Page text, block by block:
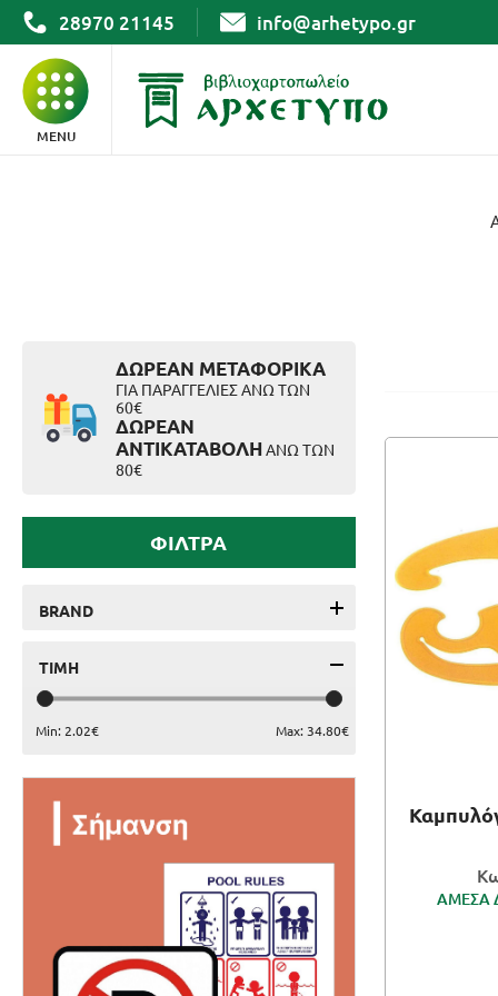
ΣΧΟΛΙΚΑ
ΑΡΧΕΙΟΘΕΤΗΣΗ
ΕΙΔΗ ΓΡΑΦΕΙΟΥ
ΔΩΡΑ - ΔΙΑΚΟΣΜΗΣΗ
ΠΑΙΧΝΙΔΙΑ
ΚΑΛΛΙΤΕΧΝΙΚΑ
ΣΥΣΚΕΥΑΣΙΑ
28970 21145 info@arhetypo.gr
MENU
ΔΩΡΕΑΝ ΜΕΤΑΦΟΡΙΚΑ
ΓΙΑ ΠΑΡΑΓΓΕΛΙΕΣ ΑΝΩ ΤΩΝ
60€
ΔΩΡΕΑΝ
ΑΝΤΙΚΑΤΑΒΟΛΗΑΝΩ ΤΩΝ
80€
ΦΙΛΤΡΑ
BRAND
ROTRING
ΟΕΜ
ΤΙΜΗ
Min: 2.02€ Max: 34.80€
ΑΜΕΣΑ